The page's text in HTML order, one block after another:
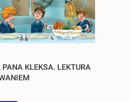
KLEKSA. LEKTURA